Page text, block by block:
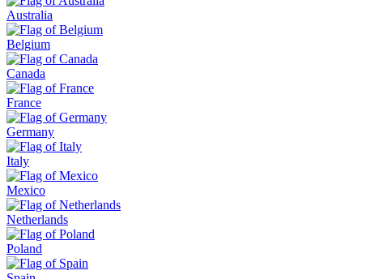
Australia
Belgium
Canada
France
Germany
Italy
Mexico
Netherlands
Poland